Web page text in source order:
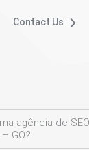
Contact Us
agência de
GO?